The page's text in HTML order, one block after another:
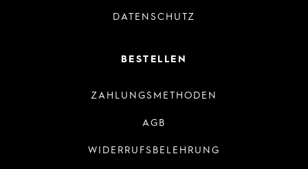
DATENSCHUTZ
BESTELLEN
ZAHLUNGSMETHODEN
AGB
WIDERRUFSBELEHRUNG